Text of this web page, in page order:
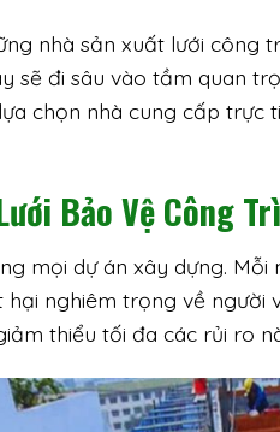
nhà sản xuất lưới công
sẽ đi sâu vào tầm quan
chọn nhà cung cấp trực
Bảo Vệ Công
mọi dự án xây dựng.
nghiêm trọng về người
thiểu tối đa các rủi ro